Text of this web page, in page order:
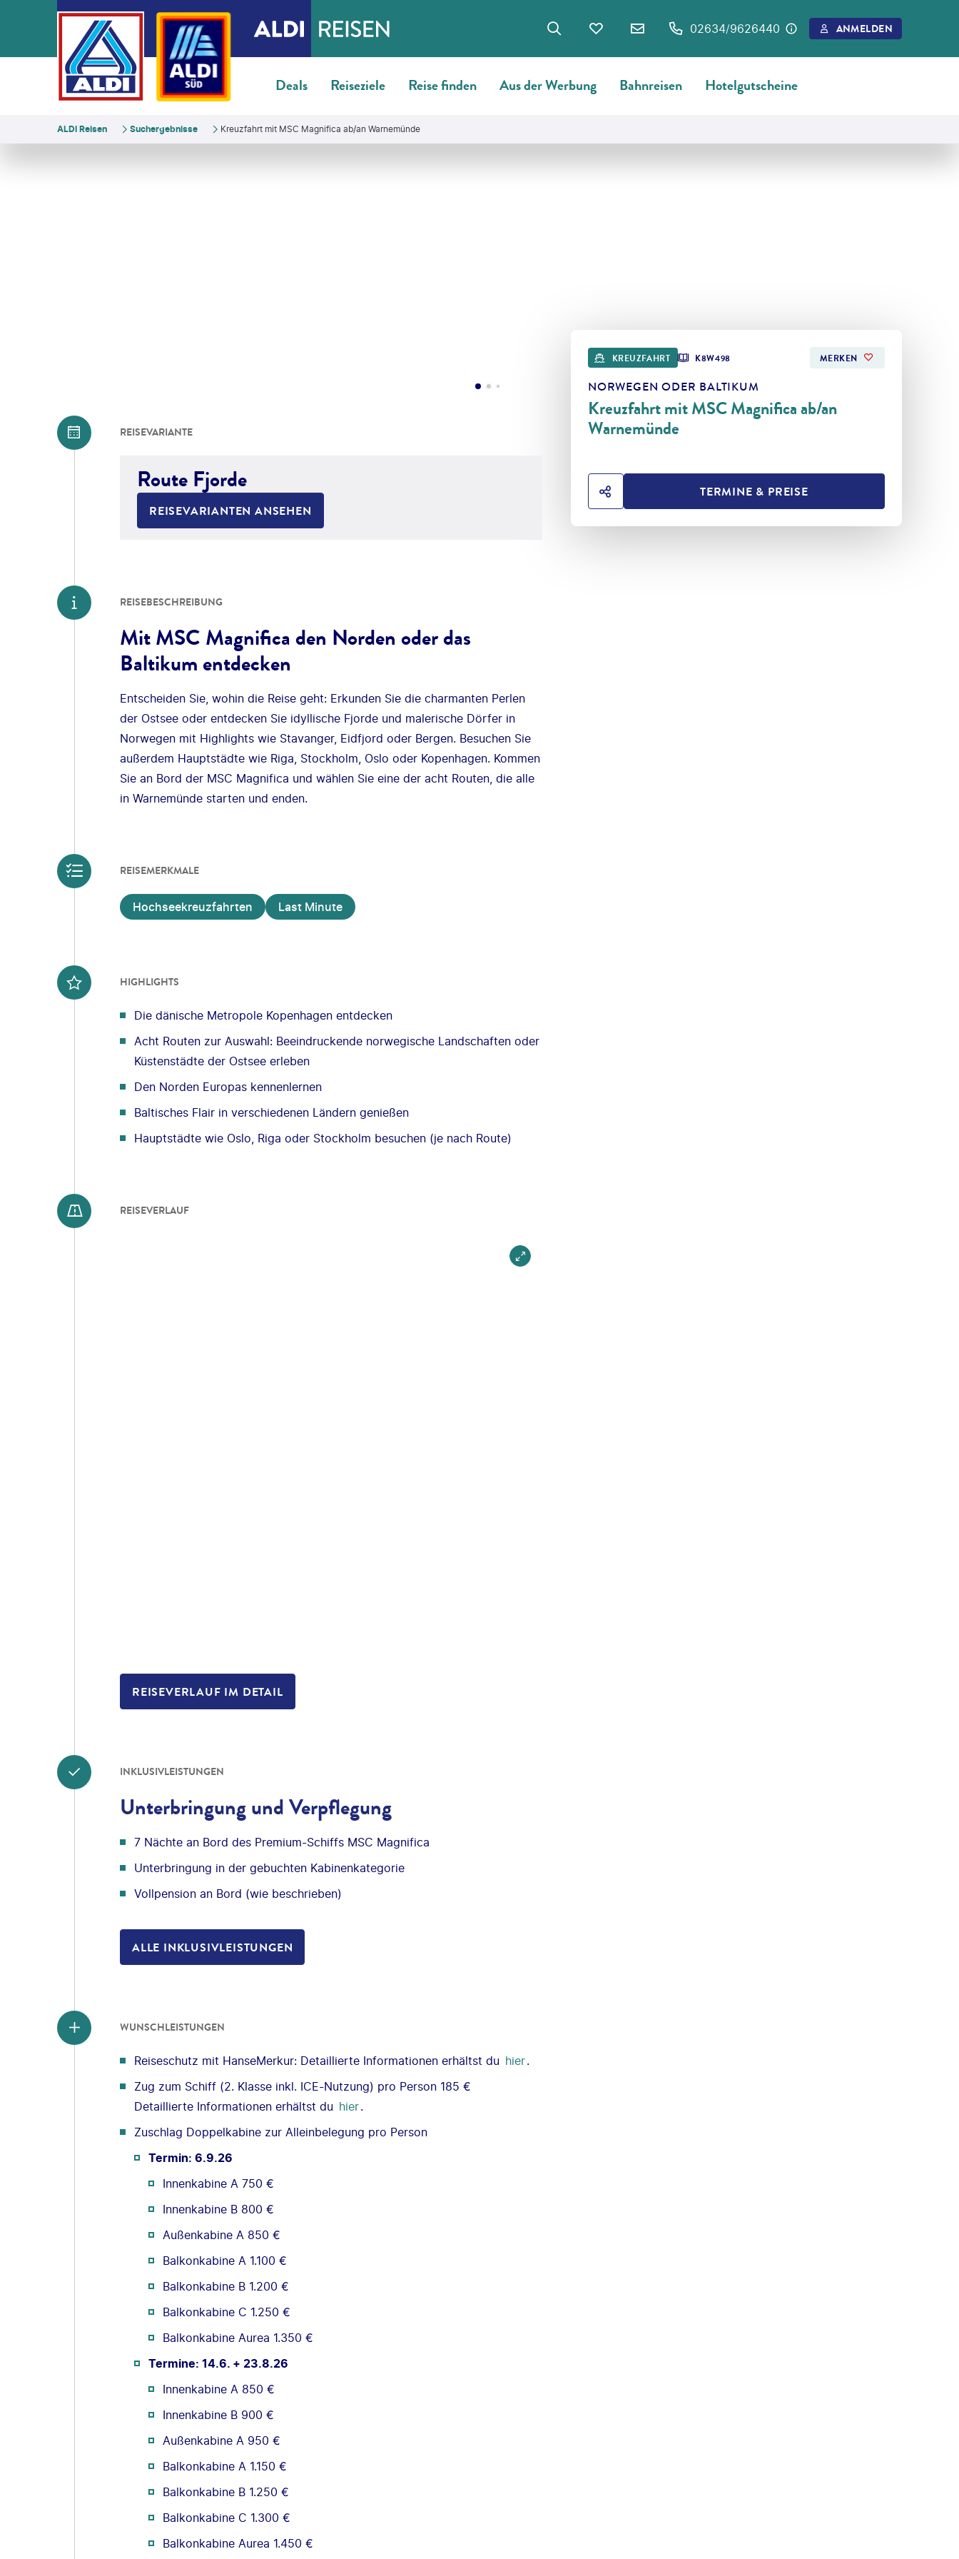
02634/9626440 ANMELDEN
Deals Reiseziele Reise finden Aus der Werbung Bahnreisen Hotelgutscheine
ALDI Reisen Suchergebnisse Kreuzfahrt mit MSC Magnifica ab/an Warnemünde
KREUZFAHRT K8W498 MERKEN
NORWEGEN ODER BALTIKUM
Kreuzfahrt mit MSC Magnifica ab/an
Warnemünde
TERMINE & PREISE
REISEVARIANTE
Route Fjorde
REISEVARIANTEN ANSEHEN
REISEBESCHREIBUNG
Mit MSC Magnifica den Norden oder das
Baltikum entdecken
Entscheiden Sie, wohin die Reise geht: Erkunden Sie die charmanten Perlen
der Ostsee oder entdecken Sie idyllische Fjorde und malerische Dörfer in
Norwegen mit Highlights wie Stavanger, Eidfjord oder Bergen. Besuchen Sie
außerdem Hauptstädte wie Riga, Stockholm, Oslo oder Kopenhagen. Kommen
Sie an Bord der MSC Magnifica und wählen Sie eine der acht Routen, die alle
in Warnemünde starten und enden.
REISEMERKMALE
Hochseekreuzfahrten Last Minute
HIGHLIGHTS
Die dänische Metropole Kopenhagen entdecken
Acht Routen zur Auswahl: Beeindruckende norwegische Landschaften oder
Küstenstädte der Ostsee erleben
Den Norden Europas kennenlernen
Baltisches Flair in verschiedenen Ländern genießen
Hauptstädte wie Oslo, Riga oder Stockholm besuchen (je nach Route)
REISEVERLAUF
REISEVERLAUF IM DETAIL
INKLUSIVLEISTUNGEN
Unterbringung und Verpflegung
7 Nächte an Bord des Premium-Schiffs MSC Magnifica
Unterbringung in der gebuchten Kabinenkategorie
Vollpension an Bord (wie beschrieben)
ALLE INKLUSIVLEISTUNGEN
WUNSCHLEISTUNGEN
Reiseschutz mit HanseMerkur: Detaillierte Informationen erhältst du hier .
Zug zum Schiff (2. Klasse inkl. ICE-Nutzung) pro Person 185 €
Detaillierte Informationen erhältst du hier .
Zuschlag Doppelkabine zur Alleinbelegung pro Person
Termin: 6.9.26
Innenkabine A 750 €
Innenkabine B 800 €
Außenkabine A 850 €
Balkonkabine A 1.100 €
Balkonkabine B 1.200 €
Balkonkabine C 1.250 €
Balkonkabine Aurea 1.350 €
Termine: 14.6. + 23.8.26
Innenkabine A 850 €
Innenkabine B 900 €
Außenkabine A 950 €
Balkonkabine A 1.150 €
Balkonkabine B 1.250 €
Balkonkabine C 1.300 €
Balkonkabine Aurea 1.450 €